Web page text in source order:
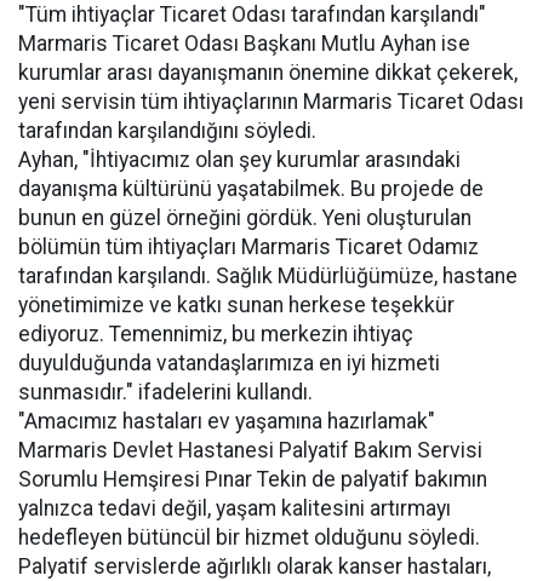
"Tüm ihtiyaçlar Ticaret Odası tarafından karşılandı"
Marmaris Ticaret Odası Başkanı Mutlu Ayhan ise
kurumlar arası dayanışmanın önemine dikkat çekerek,
yeni servisin tüm ihtiyaçlarının Marmaris Ticaret Odası
tarafından karşılandığını söyledi.
Ayhan, "İhtiyacımız olan şey kurumlar arasındaki
dayanışma kültürünü yaşatabilmek. Bu projede de
bunun en güzel örneğini gördük. Yeni oluşturulan
bölümün tüm ihtiyaçları Marmaris Ticaret Odamız
tarafından karşılandı. Sağlık Müdürlüğümüze, hastane
yönetimimize ve katkı sunan herkese teşekkür
ediyoruz. Temennimiz, bu merkezin ihtiyaç
duyulduğunda vatandaşlarımıza en iyi hizmeti
sunmasıdır." ifadelerini kullandı.
"Amacımız hastaları ev yaşamına hazırlamak"
Marmaris Devlet Hastanesi Palyatif Bakım Servisi
Sorumlu Hemşiresi Pınar Tekin de palyatif bakımın
yalnızca tedavi değil, yaşam kalitesini artırmayı
hedefleyen bütüncül bir hizmet olduğunu söyledi.
Palyatif servislerde ağırlıklı olarak kanser hastaları,